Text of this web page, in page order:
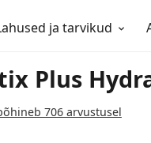
ja tarvikud
Plus
706 arvustusel